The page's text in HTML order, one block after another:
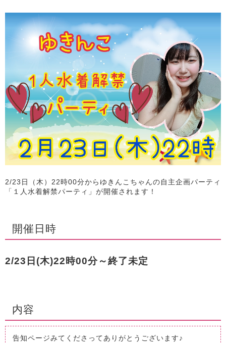
2/23日（木）22時00分からゆきんこちゃんの自主企画パーティ
「１人水着解禁パーティ」が開催されます！
開催日時
2/23日(木)22時00分～終了未定
内容
告知ページみてくださってありがとうございます♪